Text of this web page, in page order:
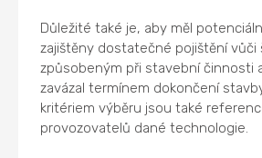
Důležité také je, aby měl
zajištěny dostatečné pojištění vůči
způsobeným při stavební činnosti
zavázal termínem dokončení
kritériem výběru jsou také
provozovatelů dané technologie.